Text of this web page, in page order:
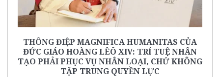
THÔNG ĐIỆP MAGNIFICA HUMANITAS CỦA
ĐỨC GIÁO HOÀNG LÊÔ XIV: TRÍ TUỆ NHÂN
TẠO PHẢI PHỤC VỤ NHÂN LOẠI, CHỨ KHÔNG
TẬP TRUNG QUYỀN LỰC